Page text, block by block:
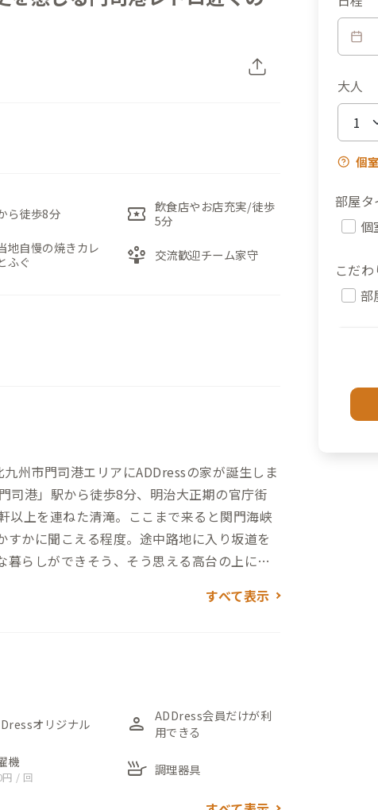
ら徒歩8分 local_activity 飲食店やお店充実/徒歩
5分
地自慢の焼きカレ
ふぐ
person_play 交流歓迎チーム家守
州市門司港エリアにADDressの家が誕生しま
司港」駅から徒歩8分、明治大正期の官庁街
以上を連ねた清滝。ここまで来ると関門海峡
かに聞こえる程度。途中路地に入り坂道を
らしができそう、そう思える高台の上に建
てきたとのこと。ところどころにある昔な
品が残っており、当時の装いを感じさせま
ているゆったりとしたつくり。畳の間の横
すべて表示
オリジナル person
ADDress会員だけが利
用できる
機
円 / 回 skillet 調理器具
大人
個
部屋タ
個
こだ
部